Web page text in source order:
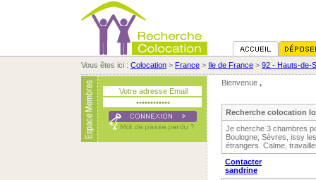
Vous êtes ici : Colocation > France > Ile de France > 92 - Hauts-de-
Bienvenue ,
Recherche colocation
Je cherche 3 chambres
Boulogne, Sèvres, issy
étrangers. Calme,
Contacter
sandrine